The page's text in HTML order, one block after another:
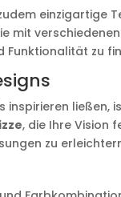
einzigartige
mit
Funktionalität zu
ließen,
, die Ihre Vision
zu